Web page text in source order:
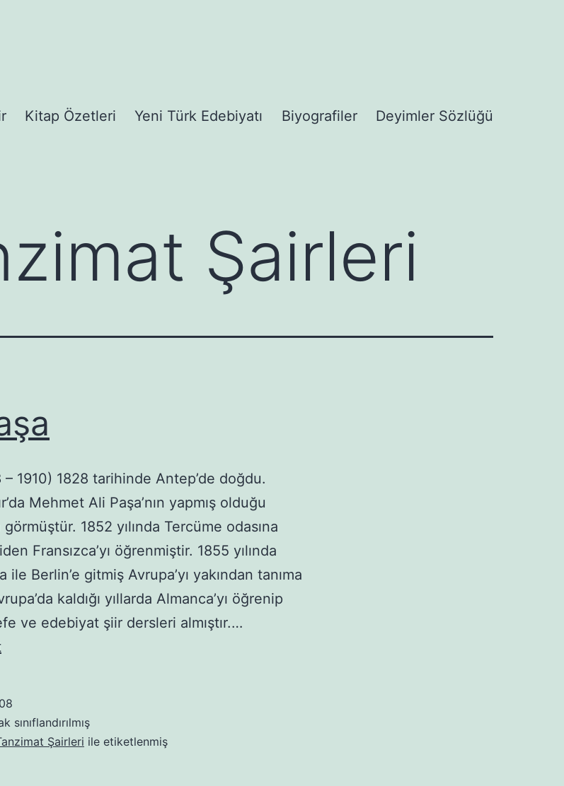
Kitap Özetleri Yeni Türk Edebiyatı Biyografiler Deyimler Sözlüğü
Şairleri
– 1910) 1828 tarihinde Antep’de doğdu.
Mehmet Ali Paşa’nın yapmış olduğu
1852 yılında Tercüme odasına
Fransızca’yı öğrenmiştir. 1855 yılında
ile Berlin’e gitmiş Avrupa’yı yakından tanıma
kaldığı yıllarda Almanca’yı öğrenip
ve edebiyat şiir dersleri almıştır.…
Münif
sınıflandırılmış
Şairleri ile etiketlenmiş